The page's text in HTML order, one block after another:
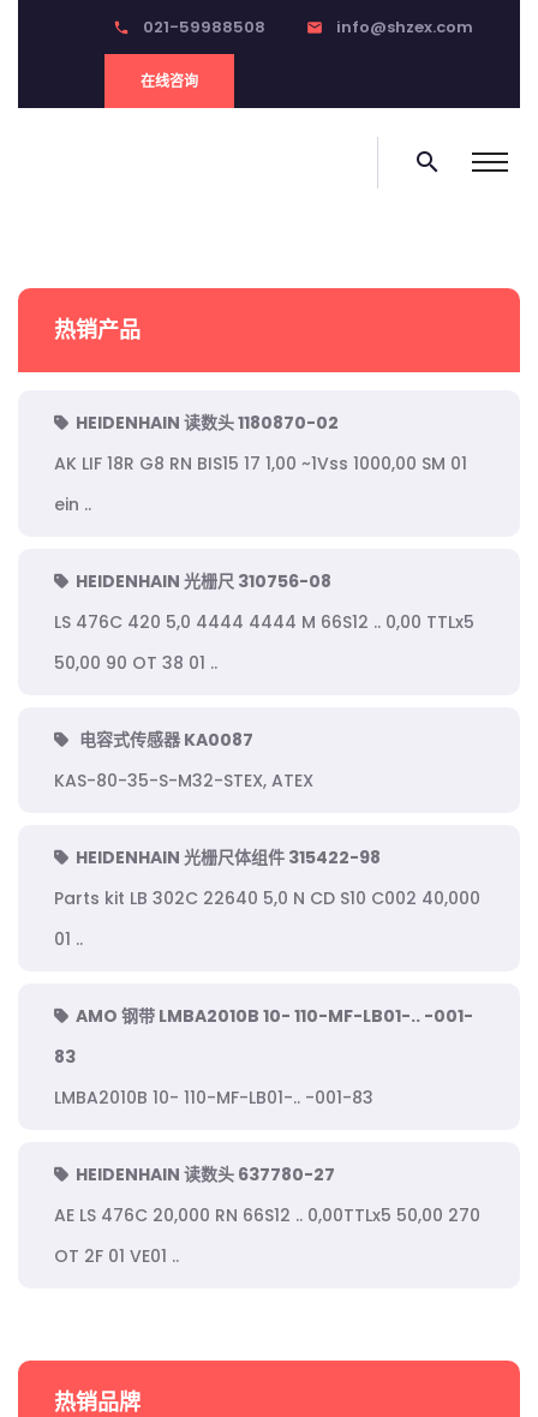
phone 021-59988508 email info@shzex.com
在线咨询
search
热销产品
HEIDENHAIN 读数头 1180870-02
AK LIF 18R G8 RN BIS15 17 1,00 ~1Vss 1000,00 SM 01
ein ..
HEIDENHAIN 光栅尺 310756-08
LS 476C 420 5,0 4444 4444 M 66S12 .. 0,00 TTLx5
50,00 90 OT 38 01 ..
电容式传感器 KA0087
KAS-80-35-S-M32-STEX, ATEX
HEIDENHAIN 光栅尺体组件 315422-98
Parts kit LB 302C 22640 5,0 N CD S10 C002 40,000
01 ..
AMO 钢带 LMBA2010B 10- 110-MF-LB01-.. -001-
83
LMBA2010B 10- 110-MF-LB01-.. -001-83
HEIDENHAIN 读数头 637780-27
AE LS 476C 20,000 RN 66S12 .. 0,00TTLx5 50,00 270
OT 2F 01 VE01 ..
热销品牌